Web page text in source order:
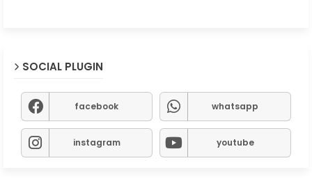
SOCIAL PLUGIN
facebook whatsapp
instagram youtube